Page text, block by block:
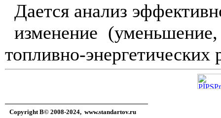
Дается анализ
изменение
топливно-
Copyright В© 2008-2024, www.standartov.ru